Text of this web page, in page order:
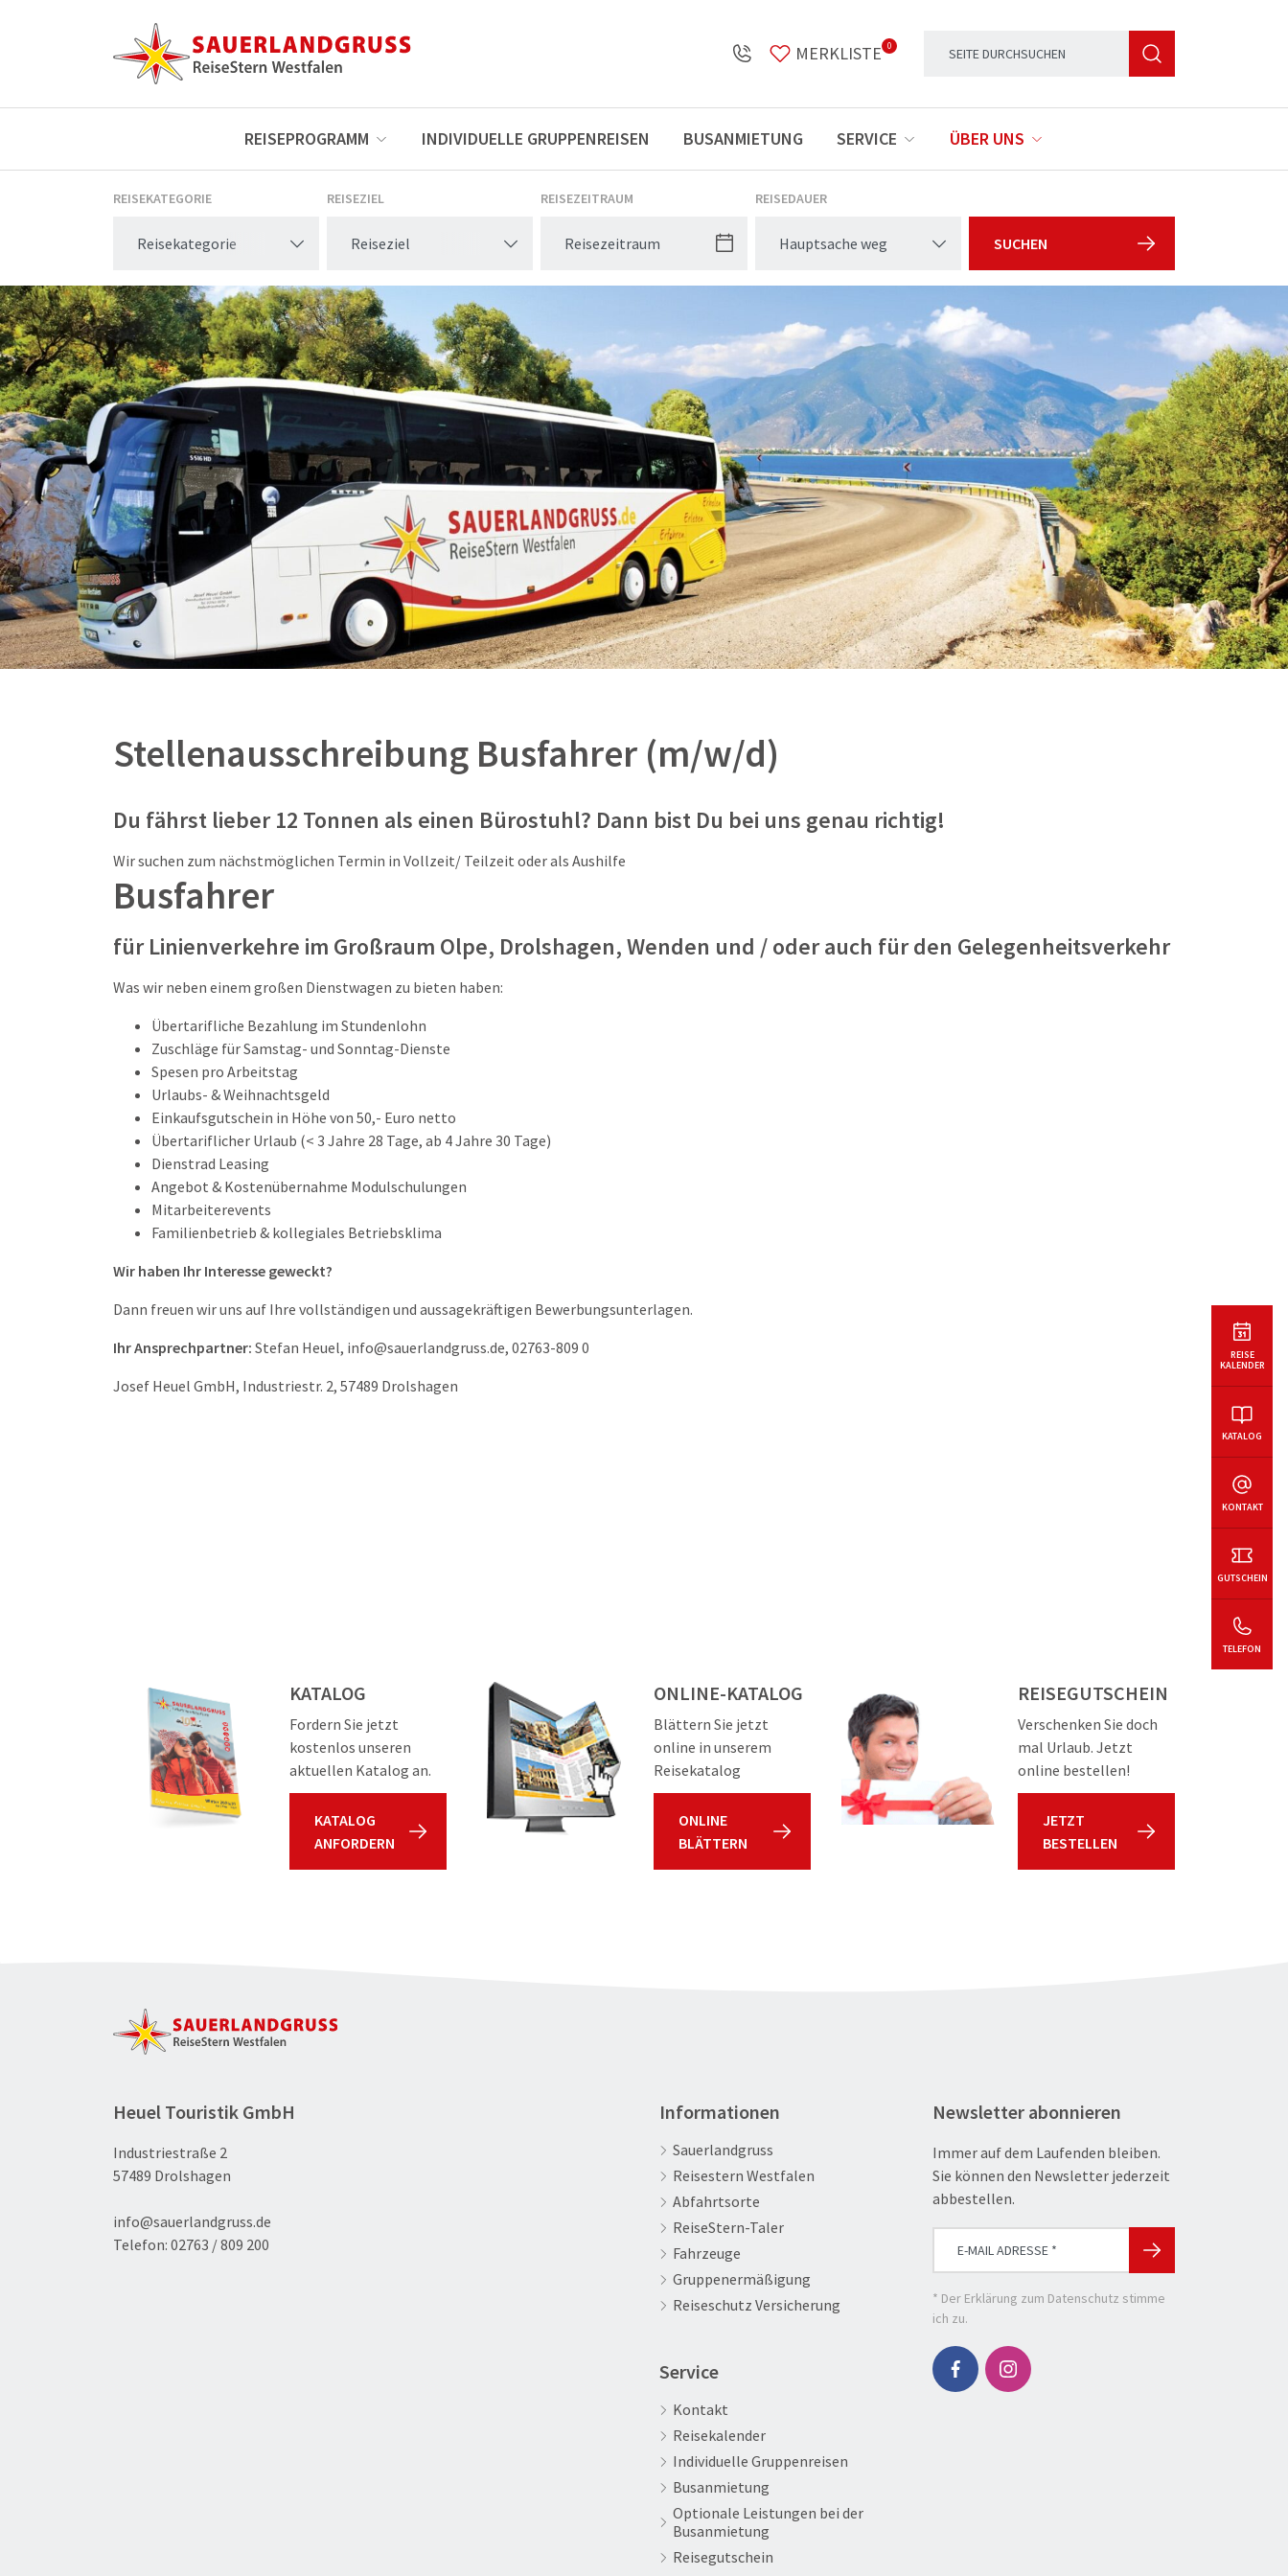
Öffnungszeiten
MERKLISTE 0
REISEPROGRAMM INDIVIDUELLE GRUPPENREISEN BUSANMIETUNG SERVICE ÜBER UNS
REISEKATEGORIE
Reisekategorie
REISEZIEL
Reiseziel
REISEZEITRAUM REISEDAUER
Hauptsache weg SUCHEN
Stellenausschreibung Busfahrer (m/w/d)
Du fährst lieber 12 Tonnen als einen Bürostuhl? Dann bist Du bei uns genau richtig!
Wir suchen zum nächstmöglichen Termin in Vollzeit/ Teilzeit oder als Aushilfe
Busfahrer
für Linienverkehre im Großraum Olpe, Drolshagen, Wenden und / oder auch für den Gelegenheitsverkehr
Was wir neben einem großen Dienstwagen zu bieten haben:
Übertarifliche Bezahlung im Stundenlohn
Zuschläge für Samstag- und Sonntag-Dienste
Spesen pro Arbeitstag
Urlaubs- & Weihnachtsgeld
Einkaufsgutschein in Höhe von 50,- Euro netto
Übertariflicher Urlaub (< 3 Jahre 28 Tage, ab 4 Jahre 30 Tage)
Dienstrad Leasing
Angebot & Kostenübernahme Modulschulungen
Mitarbeiterevents
Familienbetrieb & kollegiales Betriebsklima
Wir haben Ihr Interesse geweckt?
Dann freuen wir uns auf Ihre vollständigen und aussagekräftigen Bewerbungsunterlagen.
Ihr Ansprechpartner: Stefan Heuel, info@sauerlandgruss.de, 02763-809 0
Josef Heuel GmbH, Industriestr. 2, 57489 Drolshagen
REISE
KALENDER
KATALOG
KONTAKT
GUTSCHEIN
TELEFON
KATALOG
Fordern Sie jetzt
kostenlos unseren
aktuellen Katalog an.
KATALOG
ANFORDERN
ONLINE-KATALOG
Blättern Sie jetzt
online in unserem
Reisekatalog
ONLINE
BLÄTTERN
REISEGUTSCHEIN
Verschenken Sie doch
mal Urlaub. Jetzt
online bestellen!
JETZT
BESTELLEN
Heuel Touristik GmbH
Industriestraße 2
57489 Drolshagen
info@sauerlandgruss.de
Telefon: 02763 / 809 200
Informationen
Sauerlandgruss
Reisestern Westfalen
Abfahrtsorte
ReiseStern-Taler
Fahrzeuge
Gruppenermäßigung
Reiseschutz Versicherung
Service
Kontakt
Reisekalender
Individuelle Gruppenreisen
Busanmietung
Optionale Leistungen bei der
Busanmietung
Reisegutschein
Newsletter abonnieren
Immer auf dem Laufenden bleiben.
Sie können den Newsletter jederzeit
abbestellen.
* Der Erklärung zum Datenschutz stimme
ich zu.